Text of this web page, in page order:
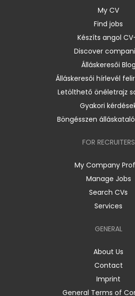
My CV
Find jobs
Készíts angol
Discover
Álláskeresői Blog
Álláskeresői hírlevél
Letölthető önéletrajz
Gyakori
Böngésszen
FOR RECRUITERS
My Company
Manage Jobs
Search CVs
Services
GENERAL
About Us
Contact
Imprint
General Terms of